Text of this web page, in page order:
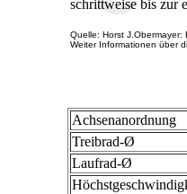
schrittweise bis zur
Quelle: Horst J.Obermayer:
Weiter Informationen über
Achsenanordnung
Treibrad-Ø
Laufrad-Ø